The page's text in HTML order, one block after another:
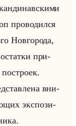
про­во­дил­ся
Нов­го­ро­да,
остат­ки при­
вни­
экс­по­зи­